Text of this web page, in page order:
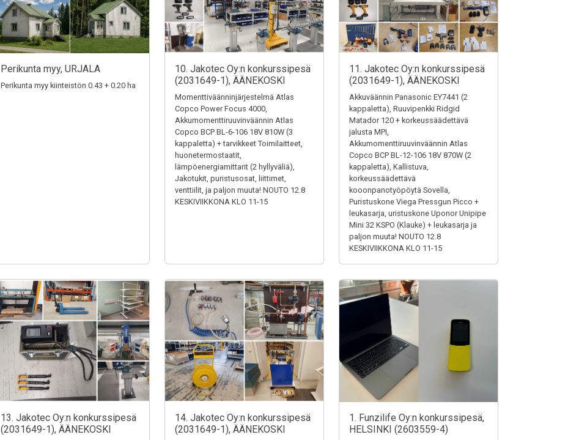
Perikunta myy, URJALA
Perikunta myy kiinteistön 0.43 + 0.20 ha
10. Jakotec Oy:n konkurssipesä
(2031649-1), ÄÄNEKOSKI
Momenttiväänninjärjestelmä Atlas
Copco Power Focus 4000,
Akkumomenttiruuvinväännin Atlas
Copco BCP BL-6-106 18V 810W (3
kappaletta) + tarvikkeet Toimilaitteet,
huonetermostaatit,
lämpöenergiamittarit (2 hyllyväliä),
Jakotukit, puristusosat, liittimet,
venttiilit, ja paljon muuta! NOUTO 12.8
KESKIVIIKKONA KLO 11-15
11. Jakotec Oy:n konkurssipesä
(2031649-1), ÄÄNEKOSKI
Akkuväännin Panasonic EY7441 (2
kappaletta), Ruuvipenkki Ridgid
Matador 120 + korkeussäädettävä
jalusta MPI,
Akkumomenttiruuvinväännin Atlas
Copco BCP BL-12-106 18V 870W (2
kappaletta), Kallistuva,
korkeussäädettävä
kooonpanotyöpöytä Sovella,
Puristuskone Viega Pressgun Picco +
leukasarja, uristuskone Uponor Unipipe
Mini 32 KSPO (Klauke) + leukasarja ja
paljon muuta! NOUTO 12.8
KESKIVIIKKONA KLO 11-15
13. Jakotec Oy:n konkurssipesä
(2031649-1), ÄÄNEKOSKI
14. Jakotec Oy:n konkurssipesä
(2031649-1), ÄÄNEKOSKI
1. Funzilife Oy:n konkurssipesä,
HELSINKI (2603559-4)